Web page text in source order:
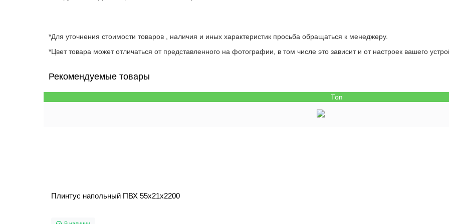
*Для уточнения стоимости товаров , наличия и иных характеристик просьба обращаться к менеджеру.
*Цвет товара может отличаться от представленного на фотографии, в том числе это зависит и от настроек вашего
Рекомендуемые товары
Топ
Плинтус напольный ПВХ 55x21x2200